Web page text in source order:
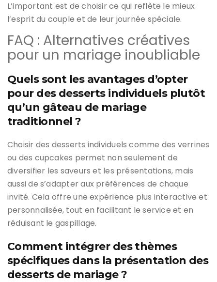
L’important est de choisir ce qui reflète le mieux
l’esprit du couple et de leur journée spéciale.
FAQ : Alternatives créatives
pour un mariage inoubliable
Quels sont les avantages d’opter
pour des desserts individuels plutôt
qu’un gâteau de mariage
traditionnel ?
Choisir des desserts individuels comme des verrines
ou des cupcakes permet non seulement de
diversifier les saveurs et les présentations, mais
aussi de s’adapter aux préférences de chaque
invité. Cela offre une expérience plus interactive et
personnalisée, tout en facilitant le service et en
réduisant le gaspillage.
Comment intégrer des thèmes
spécifiques dans la présentation des
desserts de mariage ?